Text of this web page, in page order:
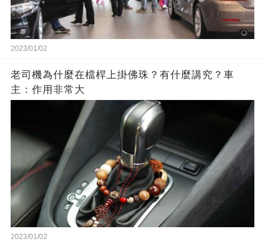
2023/01/02
老司機為什麼在檔桿上掛佛珠？有什麼講究？車
主：作用非常大
2023/01/02